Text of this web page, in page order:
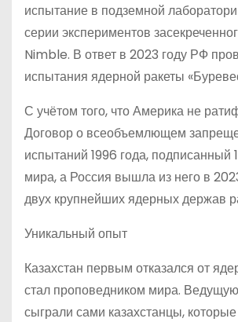
испытание в подземной
серии экспериментов
Nimble. В ответ в 2023 году РФ
испытания ядерной ракеты
С учётом того, что Америка не
Договор о всеобъемлющем
испытаний 1996 года, подписанный
мира, а Россия вышла из него в
двух крупнейших ядерных держав
Уникальный опыт
Казахстан первым отказался от
стал проповедником мира.
сыграли сами казахстанцы,